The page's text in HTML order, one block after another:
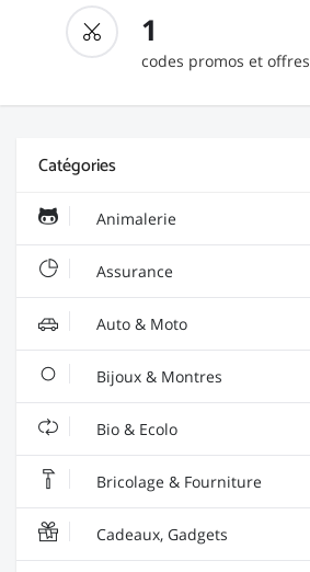
1
codes promos et offres
Catégories
Animalerie
Assurance
Auto & Moto
Bijoux & Montres
Bio & Ecolo
Bricolage & Fourniture
Cadeaux, Gadgets